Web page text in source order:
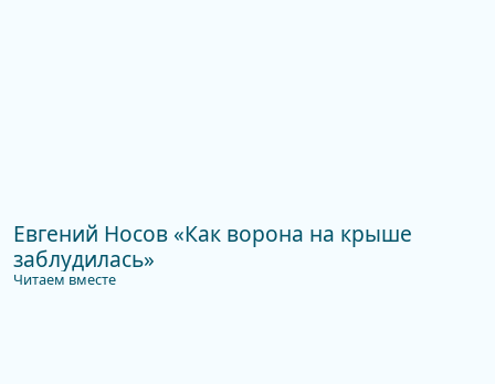
Евгений Носов «Как ворона на крыше
заблудилась»
Читаем вместе